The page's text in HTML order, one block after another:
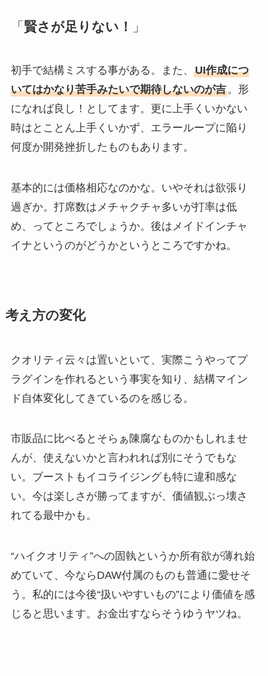
「 賢さが足りない！ 」
初手で結構ミスする事がある。また、 UI作成につ
いてはかなり苦手みたいで期待しないのが吉。形
になれば良し！としてます。更に上手くいかない
時はとことん上手くいかず、エラーループに陥り
何度か開発挫折したものもあります。
基本的には価格相応なのかな。いやそれは欲張り
過ぎか。打席数はメチャクチャ多いが打率は低
め、ってところでしょうか。後はメイドインチャ
イナというのがどうかというところですかね。
考え方の変化
クオリティ云々は置いといて、実際こうやってプ
ラグインを作れるという事実を知り、結構マイン
ド自体変化してきているのを感じる。
市販品に比べるとそらぁ陳腐なものかもしれませ
んが、使えないかと言われれば別にそうでもな
い。ブーストもイコライジングも特に違和感な
い。今は楽しさが勝ってますが、価値観ぶっ壊さ
れてる最中かも。
“ハイクオリティ”への固執というか所有欲が薄れ始
めていて、今ならDAW付属のものも普通に愛せそ
う。私的には今後“扱いやすいもの”により価値を感
じると思います。お金出すならそうゆうヤツね。